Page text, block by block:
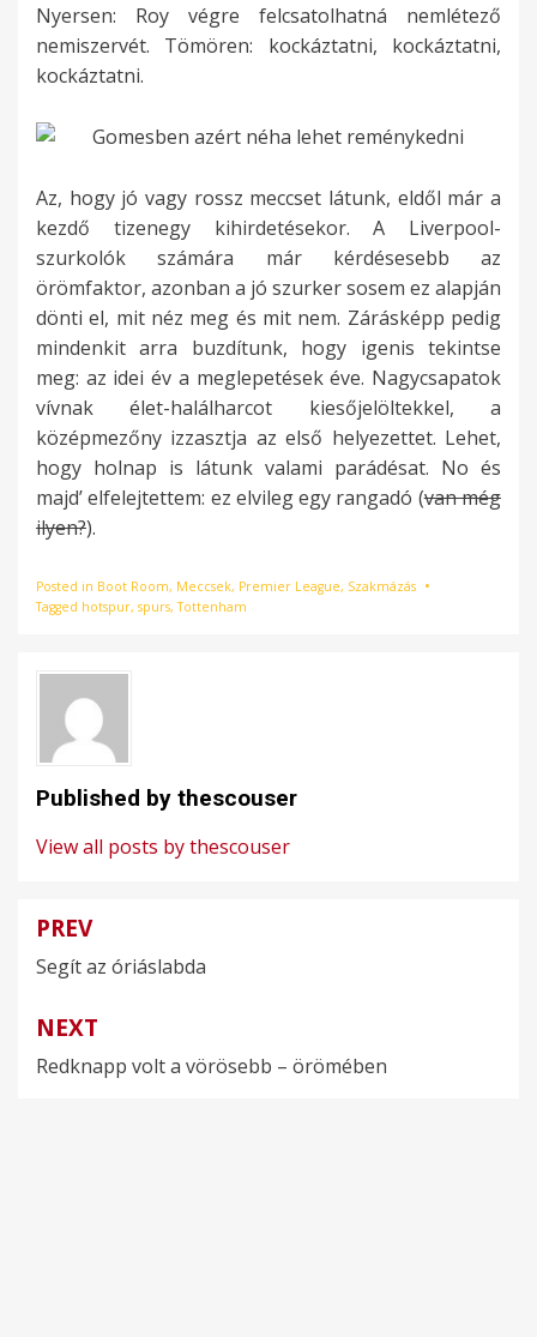
Nyersen: Roy végre felcsatolhatná nemlétező
nemiszervét. Tömören: kockáztatni, kockáztatni,
kockáztatni.
Az, hogy jó vagy rossz meccset látunk, eldől már a
kezdő tizenegy kihirdetésekor. A Liverpool-
szurkolók számára már kérdésesebb az
örömfaktor, azonban a jó szurker sosem ez alapján
dönti el, mit néz meg és mit nem. Zárásképp pedig
mindenkit arra buzdítunk, hogy igenis tekintse
meg: az idei év a meglepetések éve. Nagycsapatok
vívnak élet-halálharcot kiesőjelöltekkel, a
középmezőny izzasztja az első helyezettet. Lehet,
hogy holnap is látunk valami parádésat. No és
majd’ elfelejtettem: ez elvileg egy rangadó (van még
ilyen?).
Posted in Boot Room, Meccsek, Premier League, Szakmázás
Tagged hotspur, spurs,Tottenham
Published by thescouser
View all posts by thescouser
Bejegyzés
navigáció
PREV
Segít az óriáslabda
NEXT
Redknapp volt a vörösebb – örömében